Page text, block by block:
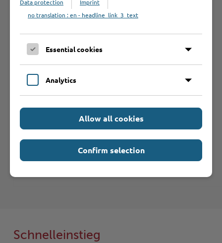
Archiv 2024
Archiv 2023
Archiv 2022
Archiv 2021
Archiv 2020
Archiv 2019
Archiv 2017
Schnelleinstieg
Data protection
Imprint
no translation : en - headline_link_3_text
Essential cookies
Analytics
Allow all cookies
Confirm selection